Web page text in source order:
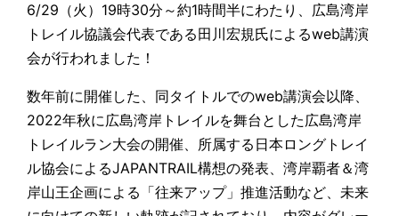
6/29（火）19時30分～約1時間半にわたり、広島湾岸
トレイル協議会代表である田川宏規氏によるweb講演
会が行われました！
数年前に開催した、同タイトルでのweb講演会以降、
2022年秋に広島湾岸トレイルを舞台とした広島湾岸
トレイルラン大会の開催、所属する日本ロングトレイ
ル協会によるJAPANTRAIL構想の発表、湾岸覇者＆湾
岸山王企画による「往来アップ」推進活動など、未来